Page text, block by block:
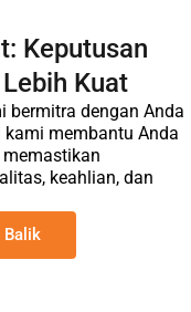
Keputusan
Kuat
bermitra dengan Anda
membantu Anda
keahlian, dan
Balik